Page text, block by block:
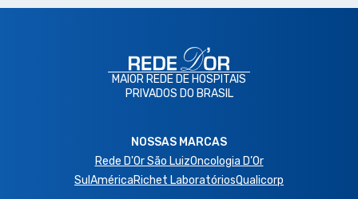
MAIOR REDE DE HOSPITAIS
PRIVADOS DO BRASIL
NOSSAS MARCAS
Rede D'Or São LuizOncologia D’Or
SulAméricaRichet LaboratóriosQualicorp